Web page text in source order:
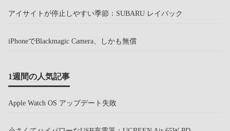
アイサイトが停止しやすい季節：SUBARU レイバック
iPhoneでBlackmagic Camera、しかも無償
1週間の人気記事
Apple Watch OS アップデート失敗